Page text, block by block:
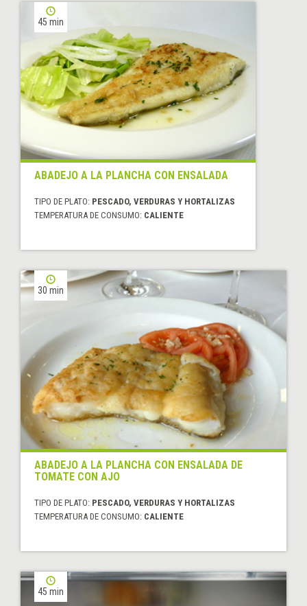
45 min
ABADEJO A LA PLANCHA CON ENSALADA
TIPO DE PLATO: PESCADO, VERDURAS Y HORTALIZAS
TEMPERATURA DE CONSUMO: CALIENTE
30 min
ABADEJO A LA PLANCHA CON ENSALADA DE
TOMATE CON AJO
TIPO DE PLATO: PESCADO, VERDURAS Y HORTALIZAS
TEMPERATURA DE CONSUMO: CALIENTE
45 min